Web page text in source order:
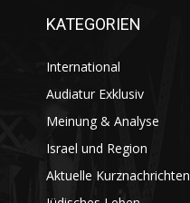
KATEGORIEN
International
Audiatur Exklusiv
Meinung & Analyse
Israel und Region
Aktuelle Kurznachrichten